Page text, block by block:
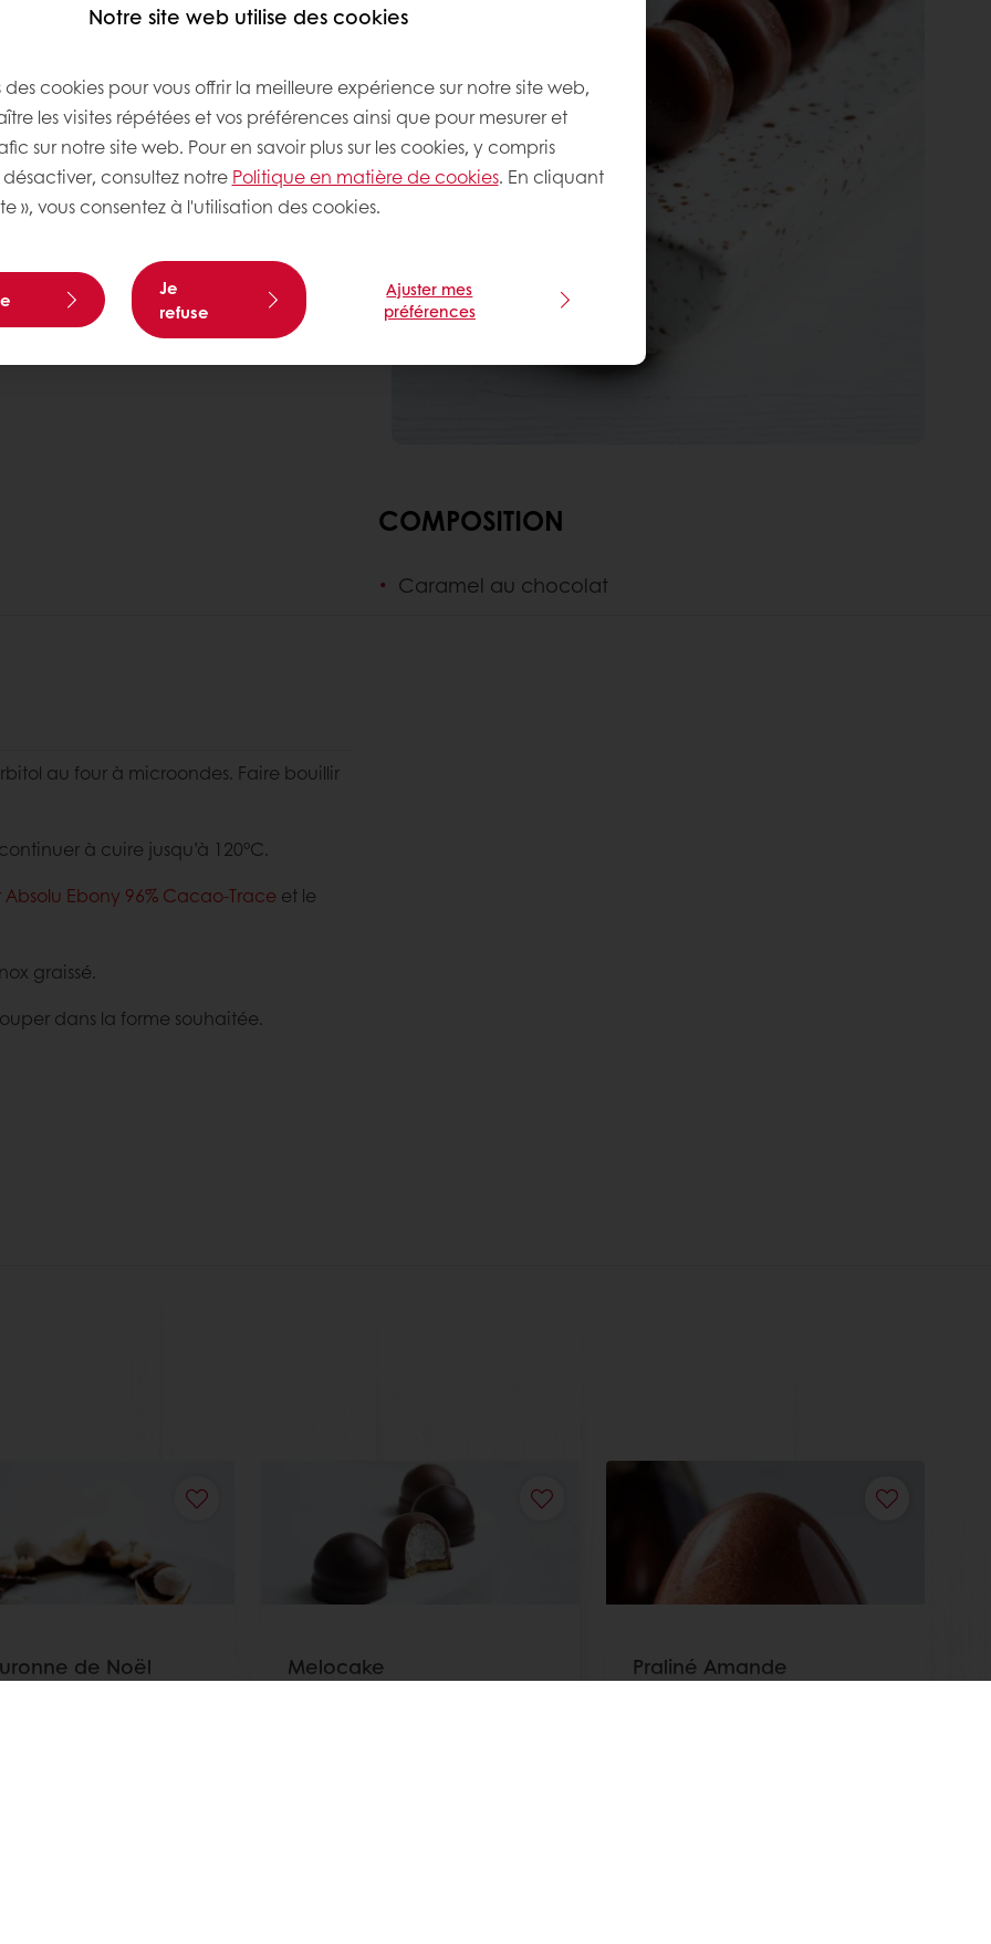
COMPOSITION
Caramel au chocolat
au four à microondes. Faire bouillir
à cuire jusqu’à 120°C.
Ebony 96% Cacao-Trace et le
graissé.
dans la forme souhaitée.
de Noël Melocake Praliné Amande
Notre site web utilise des cookies
des cookies pour vous offrir la meilleure expérience sur notre site web,
les visites répétées et vos préférences ainsi que pour mesurer et
sur notre site web. Pour en savoir plus sur les cookies, y compris
consultez notre Politique en matière de cookies. En cliquant
», vous consentez à l'utilisation des cookies.
Je
refuse
Ajuster mes
préférences